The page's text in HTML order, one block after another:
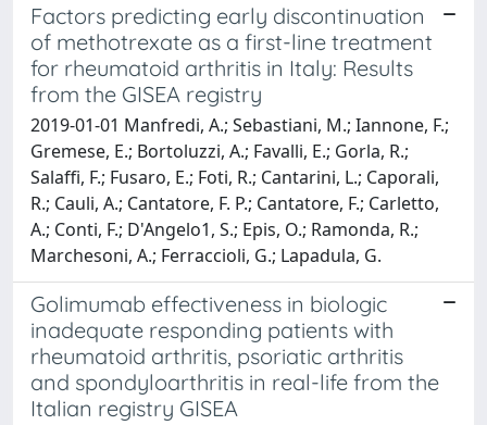
Factors predicting early discontinuation
of methotrexate as a first-line treatment
for rheumatoid arthritis in Italy: Results
from the GISEA registry
2019-01-01 Manfredi, A.; Sebastiani, M.; Iannone, F.;
Gremese, E.; Bortoluzzi, A.; Favalli, E.; Gorla, R.;
Salaffi, F.; Fusaro, E.; Foti, R.; Cantarini, L.; Caporali,
R.; Cauli, A.; Cantatore, F. P.; Cantatore, F.; Carletto,
A.; Conti, F.; D'Angelo1, S.; Epis, O.; Ramonda, R.;
Marchesoni, A.; Ferraccioli, G.; Lapadula, G.
Golimumab effectiveness in biologic
inadequate responding patients with
rheumatoid arthritis, psoriatic arthritis
and spondyloarthritis in real-life from the
Italian registry GISEA